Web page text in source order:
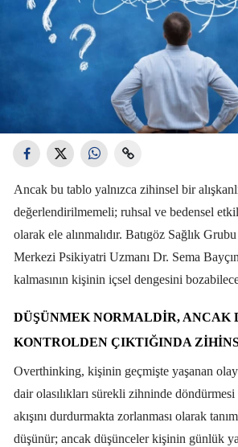
Ancak bu tablo yalnızca zihinsel bir
değerlendirilmemeli; ruhsal ve bedensel
olarak ele alınmalıdır. Batıgöz Sağlık
Merkezi Psikiyatri Uzmanı Dr. Sema
kalmasının kişinin içsel dengesini
DÜŞÜNMEK NORMALDIR, ANCAK
KONTROLDEN ÇIKTIĞINDA
Overthinking, kişinin geçmişte yaşanan
dair olasılıkları sürekli zihninde
akışını durdurmakta zorlanması olarak
düşünür; ancak düşünceler kişinin günlük